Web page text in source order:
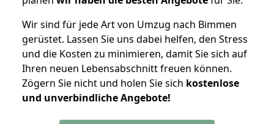
Wir sind für jede Art von Umzug nach Bimmen
gerüstet. Lassen Sie uns dabei helfen, den Stress
und die Kosten zu minimieren, damit Sie sich auf
Ihren neuen Lebensabschnitt freuen können.
Zögern Sie nicht und holen Sie sich kostenlose
und unverbindliche Angebote!